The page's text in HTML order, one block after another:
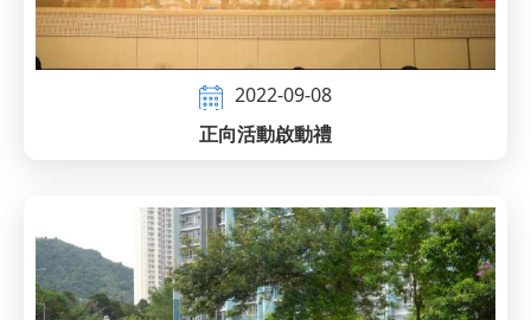
2022-09-08
正向活動啟動禮